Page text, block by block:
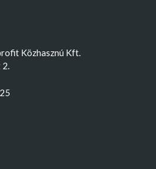
Közhasznú Kft.
2.